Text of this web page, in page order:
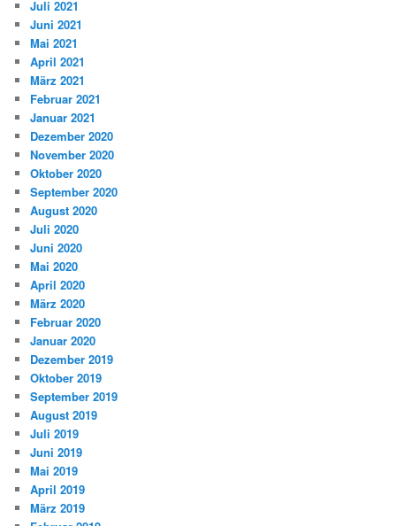
Juli 2021
Juni 2021
Mai 2021
April 2021
März 2021
Februar 2021
Januar 2021
Dezember 2020
November 2020
Oktober 2020
September 2020
August 2020
Juli 2020
Juni 2020
Mai 2020
April 2020
März 2020
Februar 2020
Januar 2020
Dezember 2019
Oktober 2019
September 2019
August 2019
Juli 2019
Juni 2019
Mai 2019
April 2019
März 2019